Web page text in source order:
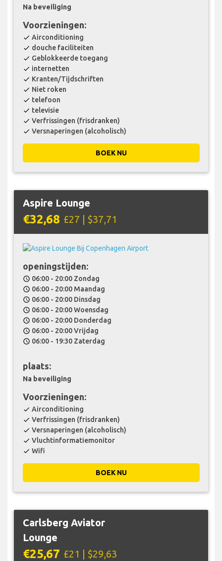
Na beveiliging
Voorzieningen:
check Airconditioning
check douche faciliteiten
check Geblokkeerde toegang
check internetten
check Kranten/Tijdschriften
check Niet roken
check telefoon
check televisie
check Verfrissingen (frisdranken)
check Versnaperingen (alcoholisch)
BOEK NU
Aspire Lounge
€32,68 £27 | $37,71
openingstijden:
schedule 06:00 - 20:00 Zondag
schedule 06:00 - 20:00 Maandag
schedule 06:00 - 20:00 Dinsdag
schedule 06:00 - 20:00 Woensdag
schedule 06:00 - 20:00 Donderdag
schedule 06:00 - 20:00 Vrijdag
schedule 06:00 - 19:30 Zaterdag
plaats:
Na beveiliging
Voorzieningen:
check Airconditioning
check Verfrissingen (frisdranken)
check Versnaperingen (alcoholisch)
check Vluchtinformatiemonitor
check Wifi
BOEK NU
Carlsberg Aviator
Lounge
€25,67 £21 | $29,63